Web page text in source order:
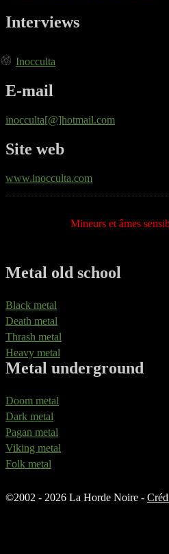
Interviews
Inocculta
E-mail
inocculta[@]hotmail.com
Site web
www.inocculta.com
Mineurs et âmes
Metal old school
Black metal
Death metal
Thrash metal
Heavy metal
Metal underground
Doom metal
Dark metal
Pagan metal
Viking metal
Folk metal
©2002 - 2026 La Horde Noire -